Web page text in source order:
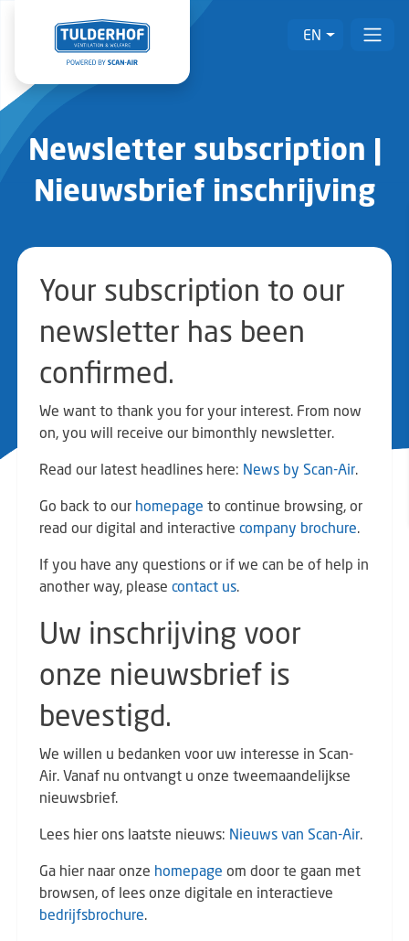
EN
Newsletter subscription |
Nieuwsbrief inschrijving
Your subscription to our
newsletter has been
confirmed.
We want to thank you for your interest. From now
on, you will receive our bimonthly newsletter.
Read our latest headlines here: News by Scan-Air.
Go back to our homepage to continue browsing, or
read our digital and interactive company brochure.
If you have any questions or if we can be of help in
another way, please contact us.
Uw inschrijving voor
onze nieuwsbrief is
bevestigd.
We willen u bedanken voor uw interesse in Scan-
Air. Vanaf nu ontvangt u onze tweemaandelijkse
nieuwsbrief.
Lees hier ons laatste nieuws: Nieuws van Scan-Air.
Ga hier naar onze homepage om door te gaan met
browsen, of lees onze digitale en interactieve
bedrijfsbrochure.